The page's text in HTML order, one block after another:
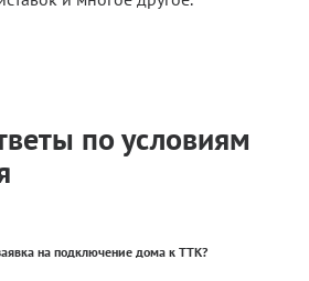
по условиям
на подключение дома к ТТК?